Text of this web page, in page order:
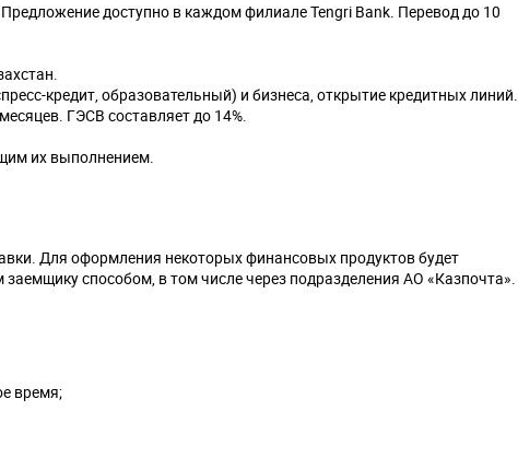
доступно в каждом филиале Tengri Bank. Перевод до 10
кредит, образовательный) и бизнеса, открытие кредитных линий.
ГЭСВ составляет до 14%.
их выполнением.
Для оформления некоторых финансовых продуктов будет
способом, в том числе через подразделения АО «Казпочта».
время;